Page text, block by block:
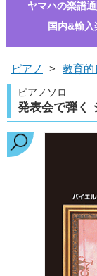
ヤマハの楽譜
国内&輸入
ピアノ > 教育的
ピアノソロ
発表会で弾く